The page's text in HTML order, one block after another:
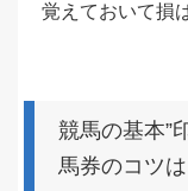
覚えておいて損
競馬の基本”
馬券のコツ